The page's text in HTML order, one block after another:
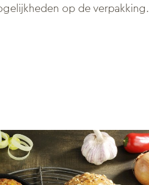
op de verpakking.